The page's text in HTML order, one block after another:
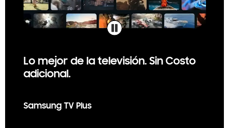
Lo mejor de la televisión. Sin Costo
adicional.
Samsung TV Plus